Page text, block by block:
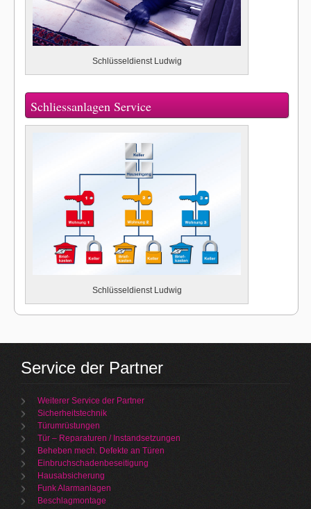
Schlüsseldienst Ludwig
Schliessanlagen Service
Schlüsseldienst Ludwig
Service der Partner
Weiterer Service der Partner
Sicherheitstechnik
Türumrüstungen
Tür – Reparaturen / Instandsetzungen
Beheben mech. Defekte an Türen
Einbruchschadenbeseitigung
Hausabsicherung
Funk Alarmanlagen
Beschlagmontage